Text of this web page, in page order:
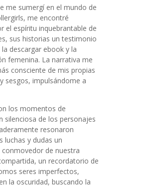
me sumergí en el mundo de
me encontré
el espíritu inquebrantable de
sus historias un testimonio
descargar ebook y la
femenina. La narrativa me
consciente de mis propias
sesgos, impulsándome a
los momentos de
silenciosa de los personajes
resonaron
luchas y dudas un
de nuestra
un recordatorio de
seres imperfectos,
la oscuridad, buscando la